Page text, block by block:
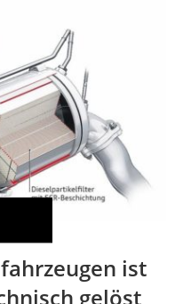
ist
gelöst